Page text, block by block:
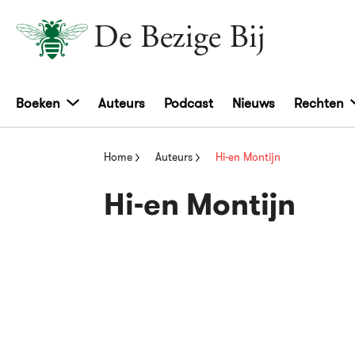
Boeken Auteurs Podcast Nieuws Rechten
Home Auteurs Hi-en Montijn
Hi-en Montijn